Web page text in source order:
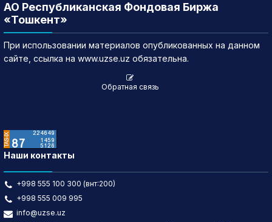
АО Республиканская Фондовая Биржа
«Тошкент»
При использовании материалов опубликованных на данном
сайте, ссылка на www.uzse.uz обязательна.
Обратная связь
Наши контакты
+998 555 100 300 (внт:200)
+998 555 009 995
info@uzse.uz